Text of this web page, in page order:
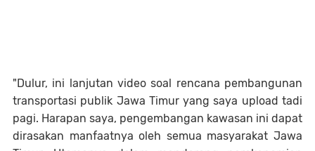
"Dulur, ini lanjutan video soal rencana pembangunan
transportasi publik Jawa Timur yang saya upload tadi
pagi. Harapan saya, pengembangan kawasan ini dapat
dirasakan manfaatnya oleh semua masyarakat Jawa